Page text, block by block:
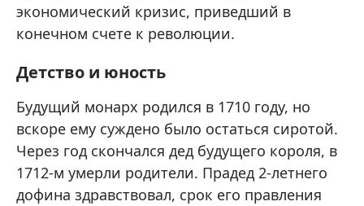
экономический кризис, приведший в
конечном счете к революции.
Детство и юность
Будущий монарх родился в 1710 году, но
вскоре ему суждено было остаться сиротой.
Через год скончался дед будущего короля, в
1712-м умерли родители. Прадед 2-летнего
дофина здравствовал, срок его правления